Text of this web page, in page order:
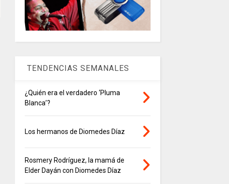
TENDENCIAS SEMANALES
¿Quién era el verdadero ‘Pluma
Blanca’?
Los hermanos de Diomedes Díaz
Rosmery Rodríguez, la mamá de
Elder Dayán con Diomedes Díaz